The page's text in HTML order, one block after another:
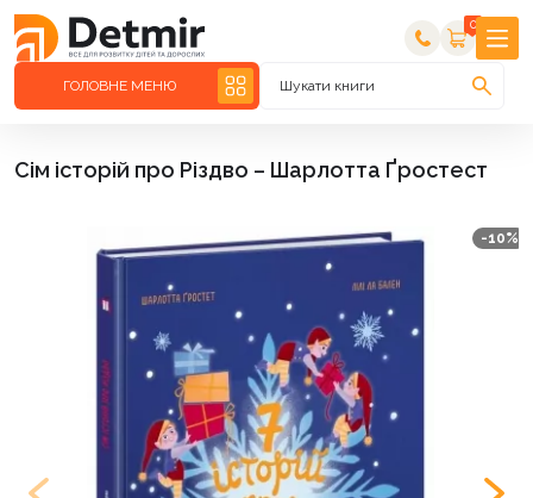
0
ГОЛОВНЕ МЕНЮ Шукати книги
Сім історій про Різдво – Шарлотта Ґростест
-10%